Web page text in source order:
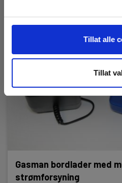
Tillat alle
Tillat
Gasman bordlader med
strømforsyning